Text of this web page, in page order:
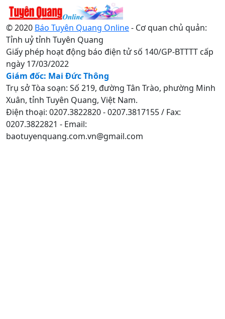
© 2020 Báo Tuyên Quang Online- Cơ quan chủ quản:
Tỉnh uỷ tỉnh Tuyên Quang
Giấy phép hoạt động báo điện tử số 140/GP-BTTTT cấp
ngày 17/03/2022
Giám đốc: Mai Đức Thông
Trụ sở Tòa soạn: Số 219, đường Tân Trào, phường Minh
Xuân, tỉnh Tuyên Quang, Việt Nam.
Điện thoại: 0207.3822820 - 0207.3817155 / Fax:
0207.3822821 - Email:
baotuyenquang.com.vn@gmail.com